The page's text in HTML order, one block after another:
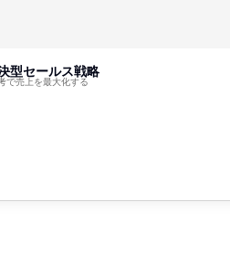
型セールス戦略
で売上を最大化する